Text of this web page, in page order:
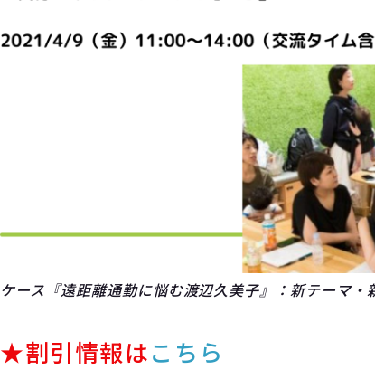
ケース『遠距離通勤に悩む渡辺久美子』：新テーマ
★割引情報はこちら